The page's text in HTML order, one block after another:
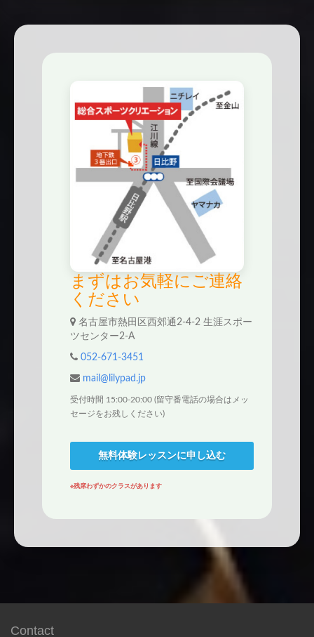
まずはお気軽にご連絡
ください
名古屋市熱田区西郊通2-4-2 生涯スポー
ツセンター2-A
052-671-3451
mail@lilypad.jp
受付時間 15:00-20:00 (留守番電話の場合はメッ
セージをお残しください)
無料体験レッスンに申し込む
※残席わずかのクラスがあります
Contact